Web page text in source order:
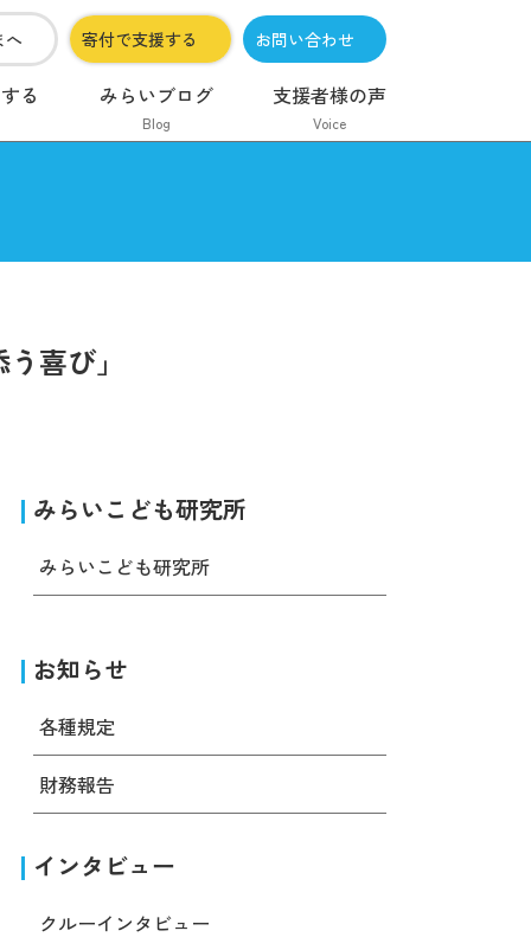
へ 寄付で支援する お問い合わせ
る みらいブログ
Blog
支援者様の声
Voice
喜び」
みらいこども研究所
みらいこども研究所
お知らせ
各種規定
財務報告
インタビュー
クルーインタビュー